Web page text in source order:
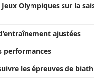
Olympiques sur la
ajustées
performances
les épreuves de